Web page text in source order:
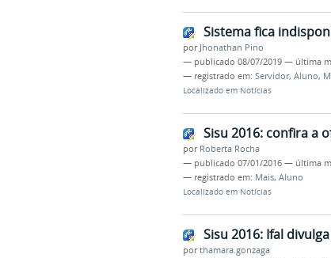
Sistema fica
por Jhonathan Pino
— publicado 08/07/2019 — última
— registrado em: Servidor, Aluno,
Localizado em Notícias
Sisu 2016: confira a
por Roberta Rocha
— publicado 07/01/2016 — última
— registrado em: Mais, Aluno
Localizado em Notícias
Sisu 2016: Ifal
porthamara.gonzaga